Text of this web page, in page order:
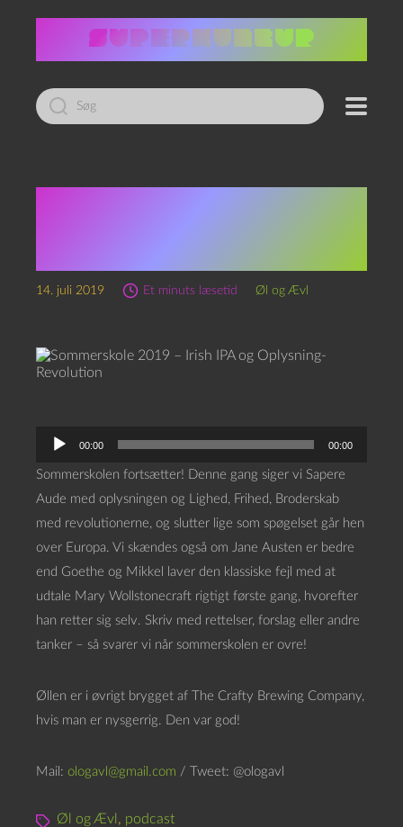
Led
efter:
14. juli 2019 Et minuts læsetid Øl og Ævl
r
00:00 00:00
Sommerskolen fortsætter! Denne gang siger vi Sapere
Aude med oplysningen og Lighed, Frihed, Broderskab
med revolutionerne, og slutter lige som spøgelset går hen
over Europa. Vi skændes også om Jane Austen er bedre
end Goethe og Mikkel laver den klassiske fejl med at
udtale Mary Wollstonecraft rigtigt første gang, hvorefter
han retter sig selv. Skriv med rettelser, forslag eller andre
tanker – så svarer vi når sommerskolen er ovre!
Øllen er i øvrigt brygget af The Crafty Brewing Company,
hvis man er nysgerrig. Den var god!
Mail: ologavl@gmail.com / Tweet: @ologavl
Øl og Ævl , podcast